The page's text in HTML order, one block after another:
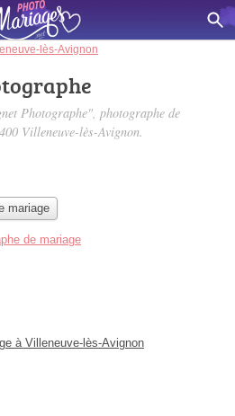
lès-Avignon
Photographe", photographe de
Villeneuve-lès-Avignon.
mariage
de mariage
à Villeneuve-lès-Avignon